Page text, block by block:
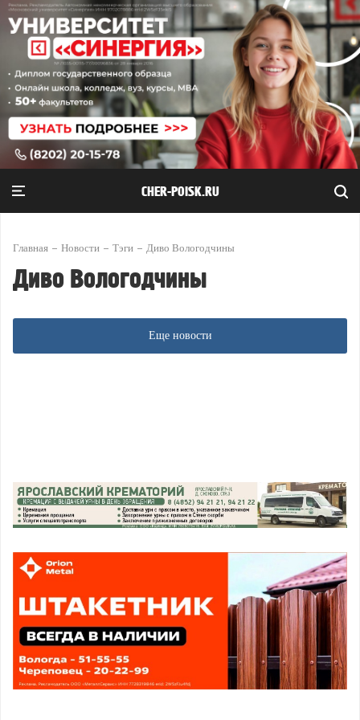
CHER-POISK.RU
Главная Новости Тэги Диво Вологодчины
Диво Вологодчины
Еще новости